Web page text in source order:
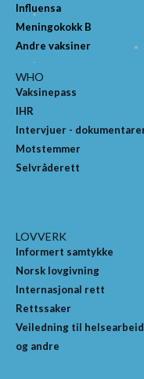
Influensa
Meningokokk B
Andre vaksiner
WHO
Vaksinepass
IHR
Intervjuer -
Motstemmer
Selvråderett
LOVVERK
Informert samtykke
Norsk lovgivning
Internasjonal rett
Rettssaker
Veiledning til
og andre